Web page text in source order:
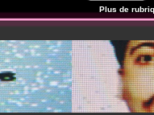
Plus de